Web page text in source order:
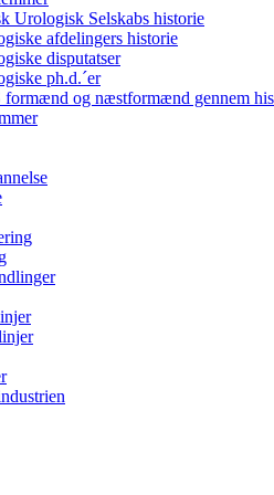
Urologisk Selskabs historie
afdelingers historie
disputatser
ph.d.´er
formænd og næstformænd gennem